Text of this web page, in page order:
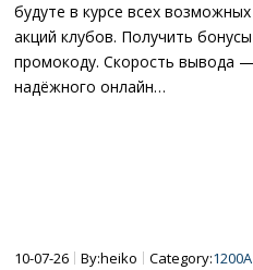
будуте в курсе всех
акций клубов. Получить
промокоду. Скорость вывода
надёжного онлайн…
10-07-26 By:heiko Category: